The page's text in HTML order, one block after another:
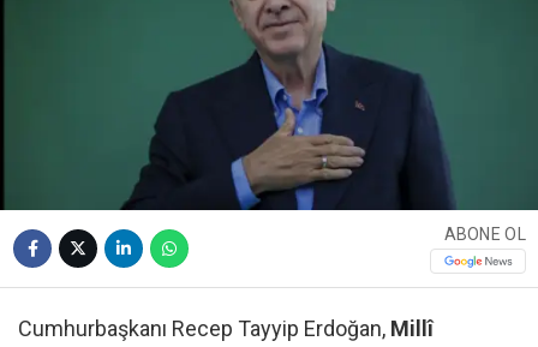
ABONE OL
Cumhurbaşkanı Recep Tayyip Erdoğan, Millî